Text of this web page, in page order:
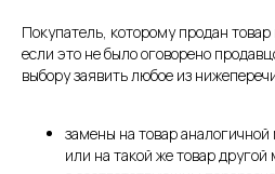
Покупатель, которому продан
если это не было оговорено
выбору заявить любое из
замены на товар
или на такой же товар